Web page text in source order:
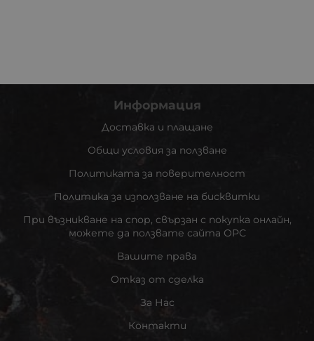
Информация
Доставка и плащане
Общи условия за ползване
Политиката за поверителност
Политика за използване на бисквитки
При възникване на спор, свързан с покупка онлайн,
можете да ползвате сайта ОРС
Вашите права
Отказ от сделка
За Нас
Контакти